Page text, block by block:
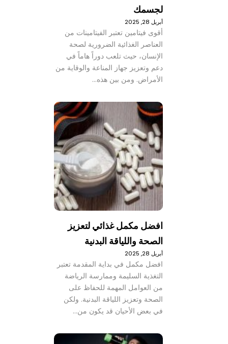
لجسمك
أبريل 28, 2025
أقوى فيتامين تعتبر الفيتامينات من
العناصر الغذائية الضرورية لصحة
الإنسان، حيث تلعب دوراً هاماً في
دعم وتعزيز جهاز المناعة والوقاية من
الأمراض. ومن بين هذه…
افضل مكمل غذائي لتعزيز
الصحة واللياقة البدنية
أبريل 28, 2025
افضل مكمل في بداية المقدمة تعتبر
التغذية السليمة وممارسة الرياضة
من العوامل المهمة للحفاظ على
الصحة وتعزيز اللياقة البدنية. ولكن
في بعض الأحيان قد يكون من…